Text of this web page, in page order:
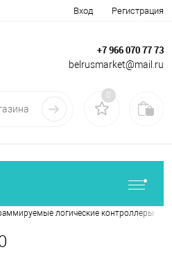
Вход Регистрация
+7 966 070 77 73
belrusmarket@mail.ru
0
логические контроллеры